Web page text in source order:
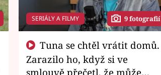
SERIÁLY A FILMY 9 fotografií
Zarazilo ho, když si ve
smlouvě přečetl, že může